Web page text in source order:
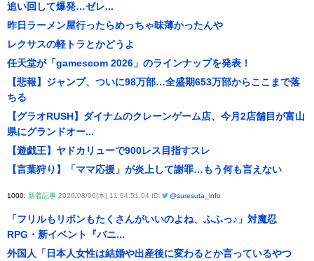
追い回して爆発…ゼレ...
昨日ラーメン屋行ったらめっちゃ味薄かったんや
レクサスの軽トラとかどうよ
任天堂が「gamescom 2026」のラインナップを発表！
【悲報】ジャンプ、ついに98万部…全盛期653万部からここまで落
ちる
【グラオRUSH】ダイナムのクレーンゲーム店、今月2店舗目が富山
県にグランドオー...
【遊戯王】ヤドカリューで900レス目指すスレ
【言葉狩り】「ママ応援」が炎上して謝罪…もう何も言えない
1000: 新着記事 2026/08/06(木) 11:04:51.04 ID: @suresuta_info
「フリルもリボンもたくさんがいいのよね、ふふっ♪」対魔忍
RPG・新イベント『バニ...
外国人「日本人女性は結婚や出産後に変わるとか言っているやつ